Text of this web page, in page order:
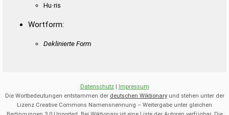
Hu·ris
Wortform:
Deklinierte Form
Datenschutz| Impressum
Die Wortbedeutungen entstammen der deutschen Wiktionaryund stehen unter der
Lizenz Creative Commons Namensnennung – Weitergabe unter gleichen